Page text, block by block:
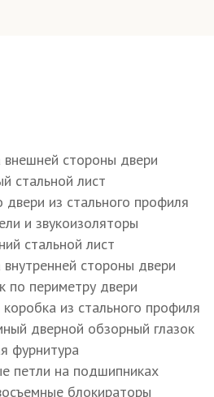
полотна и коробки E, D
мм
мм
блокираторы
внешней стороны двери
стальной лист
двери из стального профиля
и звукоизоляторы
стальной лист
стороны двери
по периметру двери
из стального профиля
дверной обзорный глазок
фурнитура
петли на подшипниках
блокираторы